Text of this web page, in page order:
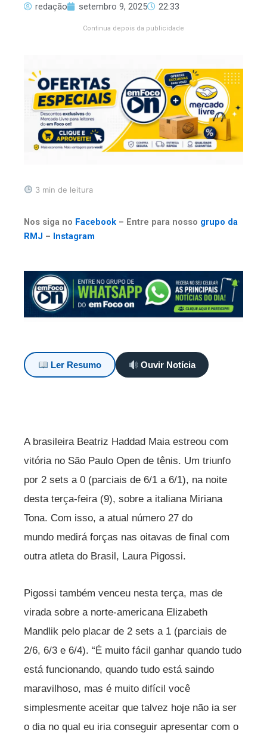
redação setembro 9, 2025 22:33
Continua depois da publicidade
3 min de leitura
Nos siga no Facebook – Entre para nosso grupo da
RMJ – Instagram
Ler Resumo Ouvir Notícia
A brasileira Beatriz Haddad Maia estreou com
vitória no São Paulo Open de tênis. Um triunfo
por 2 sets a 0 (parciais de 6/1 a 6/1), na noite
desta terça-feira (9), sobre a italiana Miriana
Tona. Com isso, a atual número 27 do
mundo medirá forças nas oitavas de final com
outra atleta do Brasil, Laura Pigossi.
Pigossi também venceu nesta terça, mas de
virada sobre a norte-americana Elizabeth
Mandlik pelo placar de 2 sets a 1 (parciais de
2/6, 6/3 e 6/4). “É muito fácil ganhar quando tudo
está funcionando, quando tudo está saindo
maravilhoso, mas é muito difícil você
simplesmente aceitar que talvez hoje não ia ser
o dia no qual eu iria conseguir apresentar com o